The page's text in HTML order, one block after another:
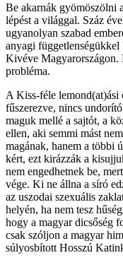
Be akarnák gyömöszölni
lépést a világgal. Száz
ugyanolyan szabad
anyagi
Kivéve Magyarországon.
probléma.
A Kiss-féle lemond(at)ási
fűszerezve, nincs
maguk mellé a sajtót, a
ellen, aki semmi mást
magának, hanem a többi
kért, ezt kirázzák a
nem engedhetnek be,
vége. Ki ne állna a síró
az uszodai szexuális
helyén, ha nem tesz
hogy a magyar dicsőség
csak szóljon a magyar
súlyosbított Hosszú